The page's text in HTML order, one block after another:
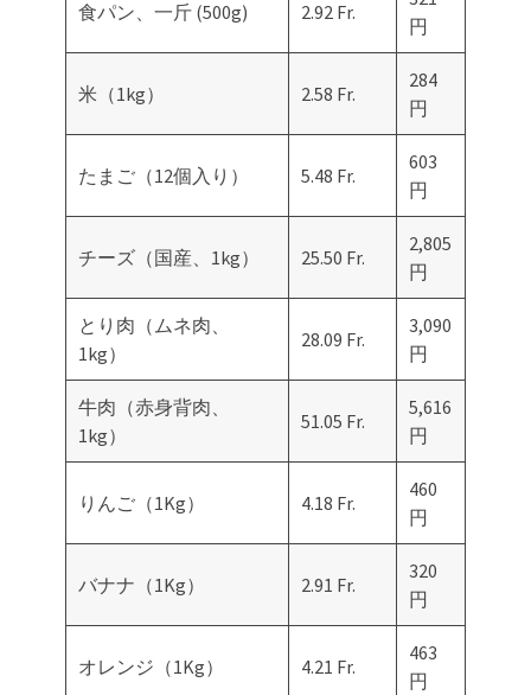
食パン、一斤 (500g) 2.92 Fr.
円
米（1kg） 2.58 Fr.
284
円
たまご（12個入り） 5.48 Fr.
603
円
チーズ（国産、1kg） 25.50 Fr.
2,805
円
とり肉（ムネ肉、
1kg）
28.09 Fr.
3,090
円
牛肉（赤身背肉、
1kg）
51.05 Fr.
5,616
円
りんご（1Kg） 4.18 Fr.
460
円
バナナ（1Kg） 2.91 Fr.
320
円
オレンジ（1Kg） 4.21 Fr.
463
円